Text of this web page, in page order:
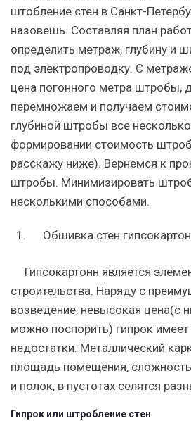
штобление стен в Санкт-
назовешь. Составляя план
определить метраж, глубину и
под электропроводку. С
цена погонного метра штробы,
перемножаем и получаем
глубиной штробы все
формировании стоимость
расскажу ниже). Вернемся к
штробы. Минимизировать
несколькими способами.
Обшивка стен
Гипсокартонн является
строительства. Наряду с
возведение, невысокая цена(с
можно поспорить) гипрок
недостатки. Металлический
площадь помещения,
и полок, в пустотах селятся
Гипрок или штробление стен